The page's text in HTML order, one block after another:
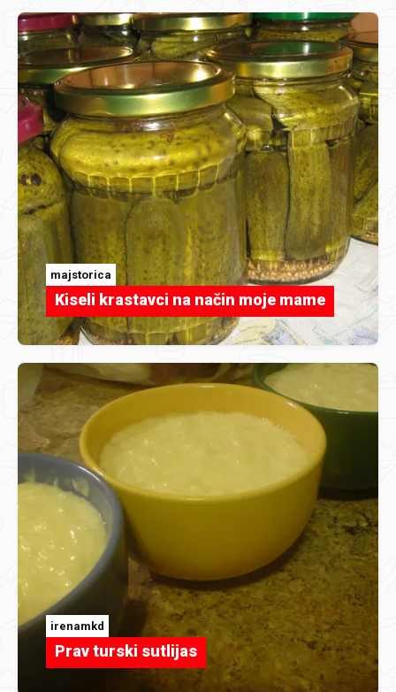
majstorica
Kiseli krastavci na način moje mame
irenamkd
Prav turski sutlijas